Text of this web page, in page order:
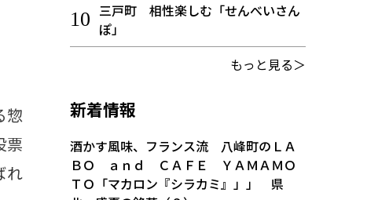
惣
票
れ
三戸町 相性楽しむ「せんべいさん
ぽ」
もっと見る＞
新着情報
酒かす風味、フランス流 八峰町のＬＡ
ＢＯ ａｎｄ ＣＡＦＥ ＹＡＭＡＭＯ
ＴＯ「マカロン『シラカミ』」」 県